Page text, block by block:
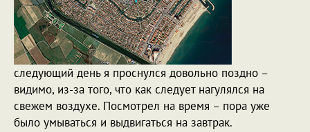
следующий день я проснулся довольно поздно –
видимо, из-за того, что как следует нагулялся на
свежем воздухе. Посмотрел на время – пора уже
было умываться и выдвигаться на завтрак.